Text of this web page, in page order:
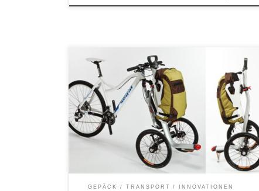
Ein Einkaufscaddy für fast jedes Zweirad.
GEPÄCK / TRANSPORT INNOVATIONEN